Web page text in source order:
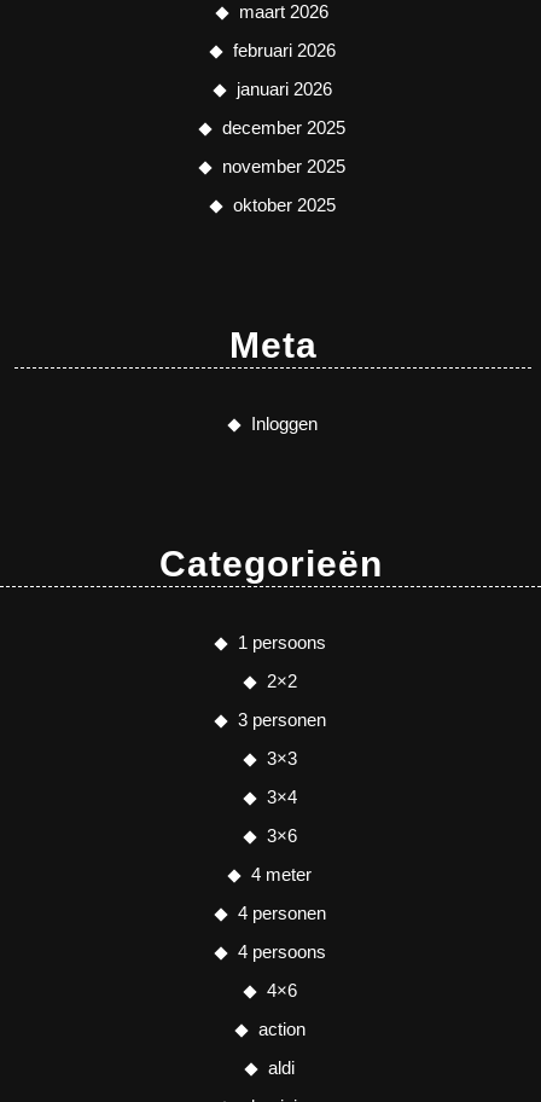
maart 2026
februari 2026
januari 2026
december 2025
november 2025
oktober 2025
Meta
Inloggen
Categorieën
1 persoons
2×2
3 personen
3×3
3×4
3×6
4 meter
4 personen
4 persoons
4×6
action
aldi